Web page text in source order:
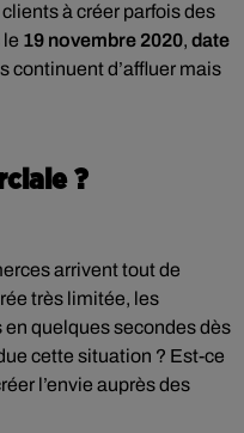
à créer parfois des
le 19 novembre 2020, date
continuent d’affluer mais
?
arrivent tout de
très limitée, les
en quelques secondes dès
cette situation ? Est-ce
l’envie auprès des